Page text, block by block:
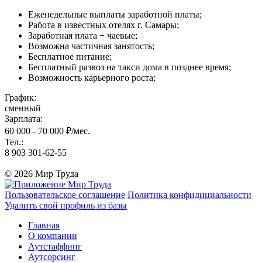
Еженедельные выплаты заработной платы;
Работа в известных отелях г. Самары;
Заработная плата + чаевые;
Возможна частичная занятость;
Бесплатное питание;
Бесплатный развоз на такси дома в позднее время;
Возможность карьерного роста;
График:
сменный
Зарплата:
60 000 - 70 000 ₽/мес.
Тел.:
8 903 301-62-55
© 2026 Мир Труда
Пользовательское соглашение Политика конфидициальности
Удалить свой профиль из базы
Главная
О компании
Аутстаффинг
Аутсорсинг